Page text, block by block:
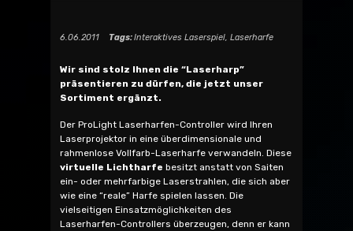
6.06.2011 Tags:Interaktives Laserspiel, Laserharfe
Wir sind stolz Ihnen die “Laserharp”
präsentieren zu dürfen, die jetzt unser
Sortiment ergänzt.
Der ProLight Laserharfen-Controller wird Ihren
Laserprojektor in eine überdimensionale und
rahmenlose Vollfarb-Laserharfe verwandeln. Diese
virtuelle Lichtharfe besitzt anstatt von Saiten
ein- oder mehrfarbige Laserstrahlen, die sich aber
wie eine “reale” Harfe spielen lassen. Die
vielseitigen Einsatzmöglichkeiten des
Laserharfen-Controllers überzeugen, denn er kann